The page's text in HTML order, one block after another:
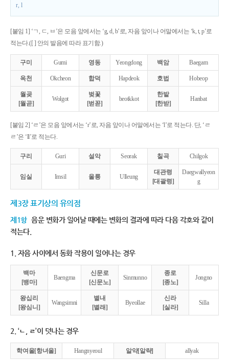
r, l
[붙임 1] ‘ㄱ, ㄷ, ㅂ’은 모음 앞에서는 ‘g, d, b’로, 자음 앞이나 어말에서는 ‘k, t, p’로
적는다.([ ] 안의 발음에 따라 표기함.)
구미 Gumi 영동 Yeongdong 백암 Baegam
옥천 Okcheon 합덕 Hapdeok 호법 Hobeop
월곶
[월곧]
Wolgot
벚꽃
[벋꼳]
beotkkot
한밭
[한받]
Hanbat
[붙임 2] ‘ㄹ’은 모음 앞에서는 ‘r’로, 자음 앞이나 어말에서는 ‘l’로 적는다. 단, ‘ㄹ
ㄹ’은 ‘ll’로 적는다.
구리 Guri 설악 Seorak 칠곡 Chilgok
임실 Imsil 울릉 Ulleung
대관령
[대괄령]
Daegwallyeon
g
제3장 표기상의 유의점
제1항 음운 변화가 일어날 때에는 변화의 결과에 따라 다음 각호와 같이
적는다.
1. 자음 사이에서 동화 작용이 일어나는 경우
백마
[뱅마]
Baengma
신문로
[신문노]
Sinmunno
종로
[종노]
Jongno
왕십리
[왕심니]
Wangsimni
별내
[별래]
Byeollae
신라
[실라]
Silla
2. ‘ㄴ, ㄹ’이 덧나는 경우
학여울[항녀울] Hangnyeoul 알약[알략] allyak